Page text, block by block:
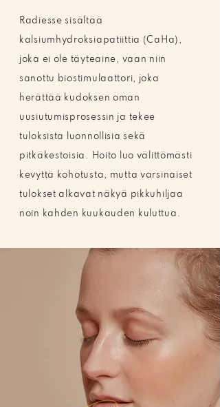
Radiesse sisältää
kalsiumhydroksiapatiittia (CaHa),
joka ei ole täyteaine, vaan niin
sanottu biostimulaattori, joka
herättää kudoksen oman
uusiutumisprosessin ja tekee
tuloksista luonnollisia sekä
pitkäkestoisia. Hoito luo välittömästi
kevyttä kohotusta, mutta varsinaiset
tulokset alkavat näkyä pikkuhiljaa
noin kahden kuukauden kuluttua.